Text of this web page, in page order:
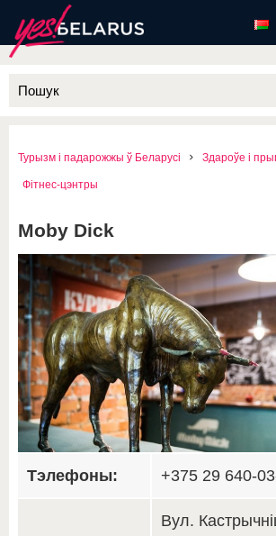
Турызм і падарожжы ў Беларусі Здароўе і
Фітнес-цэнтры
Moby Dick
Тэлефоны: +375 29 640-
Вул.